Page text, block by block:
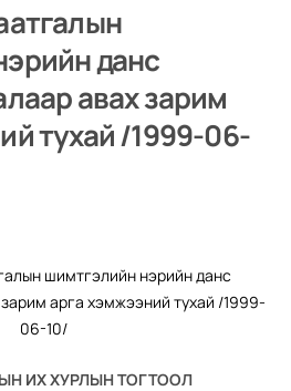
данс
авах зарим
тухай /1999-06-
ИХ ХУРЛЫН ТОГТООЛ